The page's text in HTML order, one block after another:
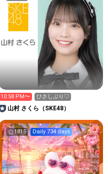
10:58 PM〜 ひさしぶり♡
山村 さくら（SKE48）
1815 Daily 734 days